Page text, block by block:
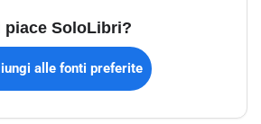
piace SoloLibri?
alle fonti preferite